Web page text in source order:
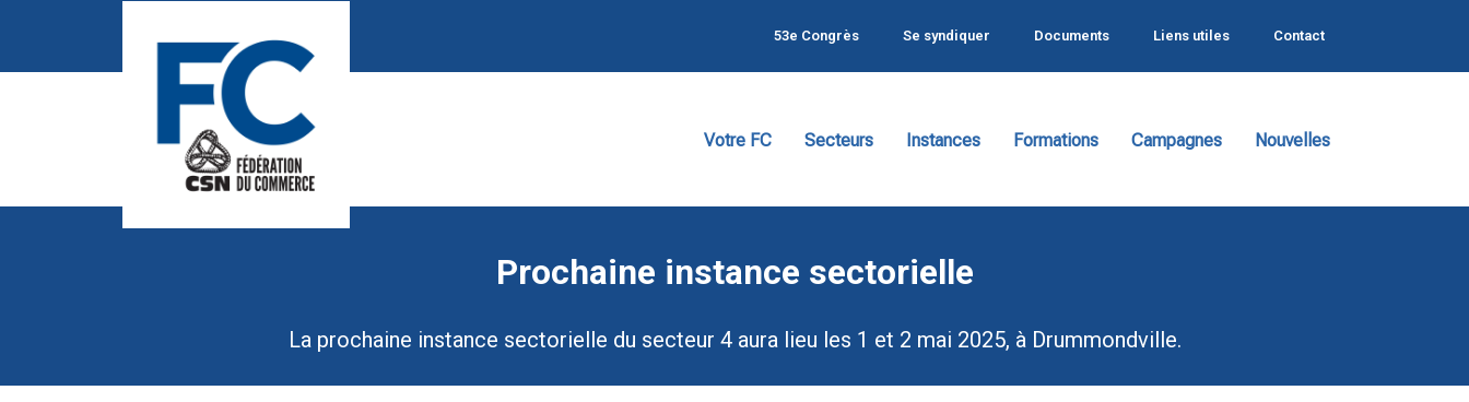
53e Congrès Se syndiquer Documents Liens utiles Contact
Votre FC Secteurs Instances Formations Campagnes Nouvelles
Prochaine instance sectorielle
La prochaine instance sectorielle du secteur 4 aura lieu les 1 et 2 mai 2025, à Drummondville.